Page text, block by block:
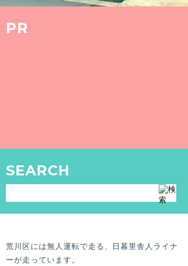
この連載では最高の「みちくさコース」をご紹
介します。
荒川区には無人運転で走る、日暮里舎人ライナ
ーが走っています。
PR
SEARCH